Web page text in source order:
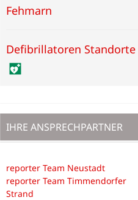
Fehmarn
Defibrillatoren Standorte
IHRE ANSPRECHPARTNER
reporter Team Neustadt
reporter Team Timmendorfer
Strand